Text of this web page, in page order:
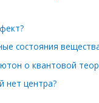
состояния
о квантовой
нет центра?